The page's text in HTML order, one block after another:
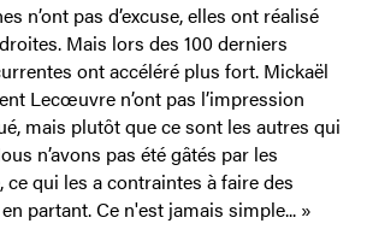
n’ont pas d’excuse, elles ont réalisé
Mais lors des 100 derniers
ont accéléré plus fort. Mickaël
Lecœuvre n’ont pas l’impression
mais plutôt que ce sont les autres qui
n’avons pas été gâtés par les
ce qui les a contraintes à faire des
partant. Ce n'est jamais simple... »